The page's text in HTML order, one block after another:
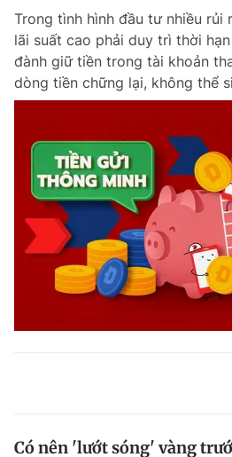
Trong tình hình đầu tư nhiều rủi
lãi suất cao phải duy trì thời
đành giữ tiền trong tài khoản
dòng tiền chững lại, không thể
Có nên 'lướt sóng' vàng